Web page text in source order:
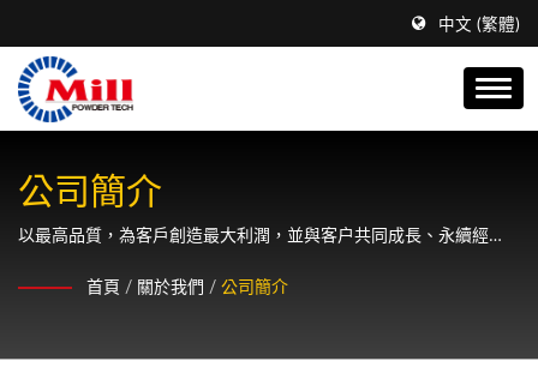
中文 (繁體)
公司簡介
以最高品質，為客戶創造最大利潤，並與客户共同成長、永續經
首頁 / 關於我們 / 公司簡介